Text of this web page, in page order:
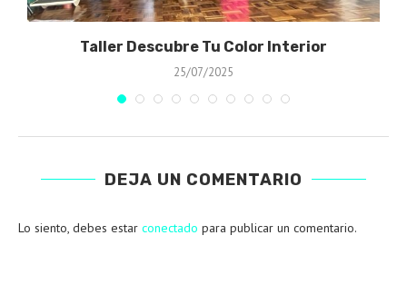
Taller Descubre Tu Color Interior
25/07/2025
DEJA UN COMENTARIO
Lo siento, debes estar conectado para publicar un comentario.